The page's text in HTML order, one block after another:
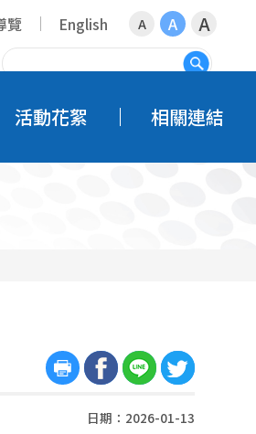
覽 English A A A
搜尋
活動花絮 相關連結
日期：2026-01-13